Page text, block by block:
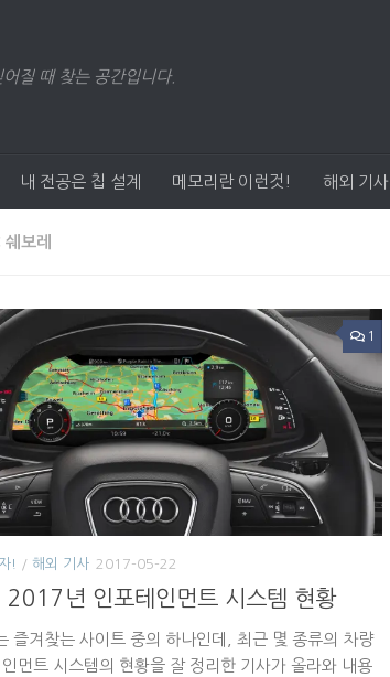
질 때 찾는 공간입니다.
내 전공은 칩 설계 메모리란 이런것! 해외 기사
쉐보레
1
! / 해외 기사 2017-05-22
2017년 인포테인먼트 시스템 현황
즐겨찾는 사이트 중의 하나인데, 최근 몇 종류의 차량
먼트 시스템의 현황을 잘 정리한 기사가 올라와 내용